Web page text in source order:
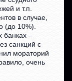
и т.п.
в случае,
(до 10%).
банках –
санкций с
мораторий
очень